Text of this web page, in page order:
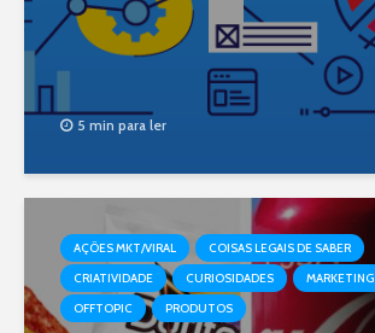
5 min para ler
AÇÕES MKT/VIRAL
COISAS LEGAIS DE SABER
CRIATIVIDADE
CURIOSIDADES
MARKETING
OFFTOPIC
PRODUTOS